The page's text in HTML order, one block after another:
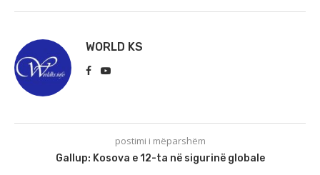
WORLD KS
postimi i mëparshëm
Gallup: Kosova e 12-ta në sigurinë globale